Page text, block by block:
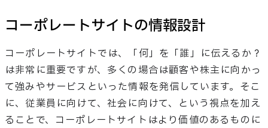
コーポレートサイトの情報設計
コーポレートサイトでは、「何」を「誰」に伝えるか？
は非常に重要ですが、多くの場合は顧客や株主に向かっ
て強みやサービスといった情報を発信しています。そこ
に、従業員に向けて、社会に向けて、という視点を加え
ることで、コーポレートサイトはより価値のあるものに